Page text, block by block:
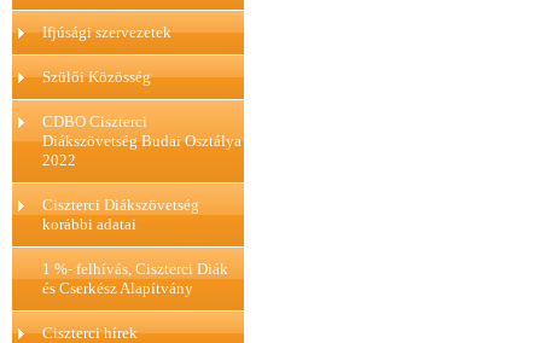
Ifjúsági szervezetek
Szülői Közösség
CDBO Ciszterci
Diákszövetség Budai Osztálya
2022
Ciszterci Diákszövetség
korábbi adatai
1 %- felhívás, Ciszterci Diák
és Cserkész Alapítvány
Ciszterci hírek